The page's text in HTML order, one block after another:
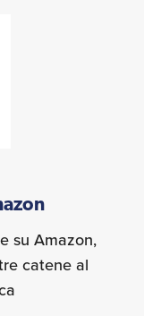
su Amazon,
catene al